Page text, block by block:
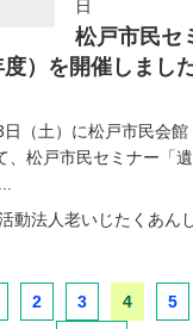
日
松戸市民セ
度）を開催しまし
日（土）に松戸市民会
、松戸市民セミナー「
動法人老いじたくあん
2 3 4 5